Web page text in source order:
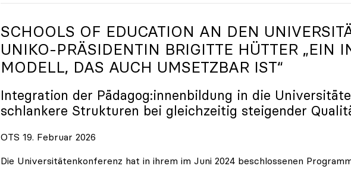
SCHOOLS OF EDUCATION AN DEN
UNIKO-PRÄSIDENTIN BRIGITTE HÜTTER „EIN
MODELL, DAS AUCH UMSETZBAR IST“
Integration der Pädagog:innenbildung in die
schlankere Strukturen bei gleichzeitig steigender
OTS 19. Februar 2026
Die Universitätenkonferenz hat in ihrem im Juni 2024 beschlossenen